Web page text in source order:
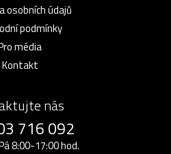
osobních údajů
podmínky
média
Kontakt
nás
716 092
8:00-17:00 hod.